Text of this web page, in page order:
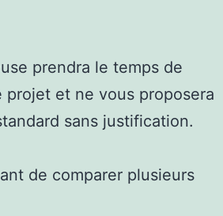
prendra le temps de
projet et ne vous proposera
sans justification.
de comparer plusieurs